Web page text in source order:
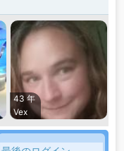
43 年
Vex